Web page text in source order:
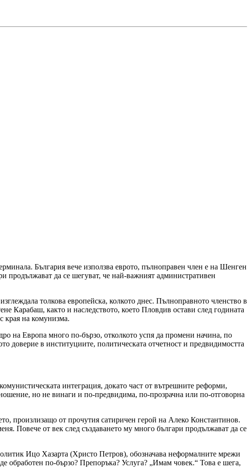
България вече използва еврото, пълноправен член е на Шенген
продължават да се шегуват, че най-важният административен
толкова европейска, колкото днес. Пълноправното членство в
Карабаш, както и наследството, което Пловдив остави след годината
края на комунизма.
на Европа много по-бързо, отколкото успя да промени начина, по
доверие в институциите, политическата отчетност и предвидимостта
интеграция, докато част от вътрешните реформи,
но не винаги и по-предвидима, по-прозрачна или по-отговорна
произлизащо от прочутия сатиричен герой на Алеко Константинов.
Повече от век след създаването му много българи продължават да се
Ицо Хазарта (Христо Петров), обозначава неформалните мрежи
обработен по-бързо? Препоръка? Услуга? „Имам човек.“ Това е шега,